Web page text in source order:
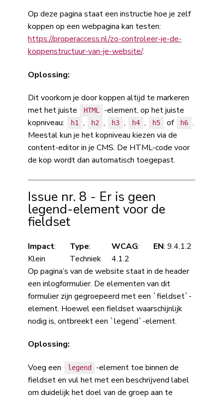
Op deze pagina staat een instructie hoe je zelf
koppen op een webpagina kan testen:
https://properaccess.nl/zo-controleer-je-de-
koppenstructuur-van-je-website/.
Oplossing:
Dit voorkom je door koppen altijd te markeren
met het juiste
HTML
-element, op het juiste
kopniveau:
h1 , h2 , h3 , h4 , h5 of h6 .
Meestal kun je het kopniveau kiezen via de
content-editor in je CMS. De HTML-code voor
de kop wordt dan automatisch toegepast.
Issue nr. 8 - Er is geen
legend-element voor de
fieldset
Impact:
Klein
Type:
Techniek
WCAG:
4.1.2
EN: 9.4.1.2
Op pagina’s van de website staat in de header
een inlogformulier. De elementen van dit
formulier zijn gegroepeerd met een `fieldset`-
element. Hoewel een fieldset waarschijnlijk
nodig is, ontbreekt een `legend`-element.
Oplossing:
Voeg een legend
-element toe binnen de
fieldset en vul het met een beschrijvend label
om duidelijk het doel van de groep aan te